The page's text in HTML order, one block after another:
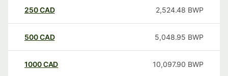
250CAD 2,524.48 BWP
500CAD 5,048.95 BWP
1000CAD 10,097.90 BWP